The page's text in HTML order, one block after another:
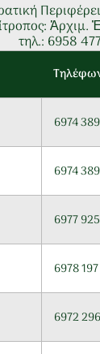
τηλ.: 6958
6974
6974
6977
6978
6972